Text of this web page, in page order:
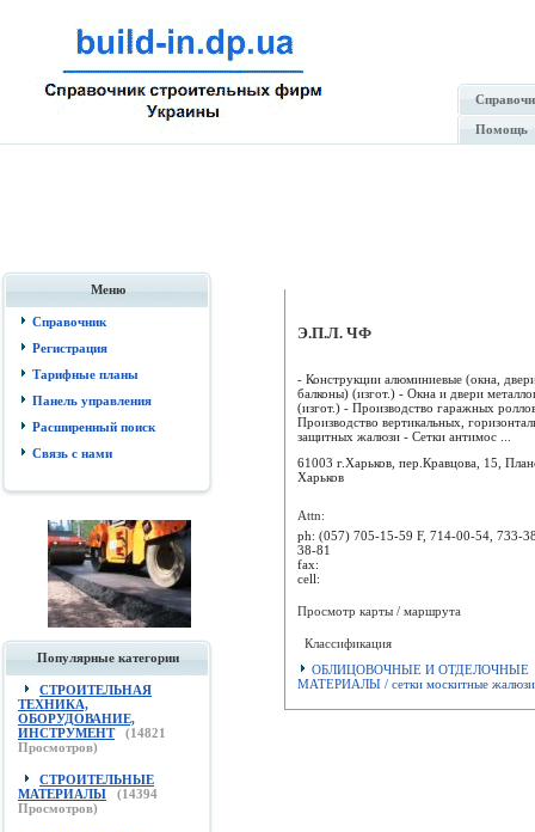
Помощь
Меню
Справочник
Регистрация
Тарифные планы
Панель управления
Расширенный поиск
Связь с нами
Популярные категории
СТРОИТЕЛЬНАЯ
ТЕХНИКА,
ОБОРУДОВАНИЕ,
ИНСТРУМЕНТ
(14821
Просмотров)
СТРОИТЕЛЬНЫЕ
МАТЕРИАЛЫ
(14394
Просмотров)
Э.П.Л. ЧФ
- Конструкции алюминиевые (окна,
балконы) (изгот.) - Окна и двери
(изгот.) - Производство гаражных
Производство вертикальных,
защитных жалюзи - Сетки антимос ...
61003 г.Харьков, пер.Кравцова, 15,
Харьков
Attn:
ph: (057) 705-15-59 F, 714-00-54, 733-
38-81
fax:
cell:
Просмотр карты / маршрута
Классификация
ОБЛИЦОВОЧНЫЕ И ОТДЕЛОЧНЫЕ
МАТЕРИАЛЫ / сетки москитные